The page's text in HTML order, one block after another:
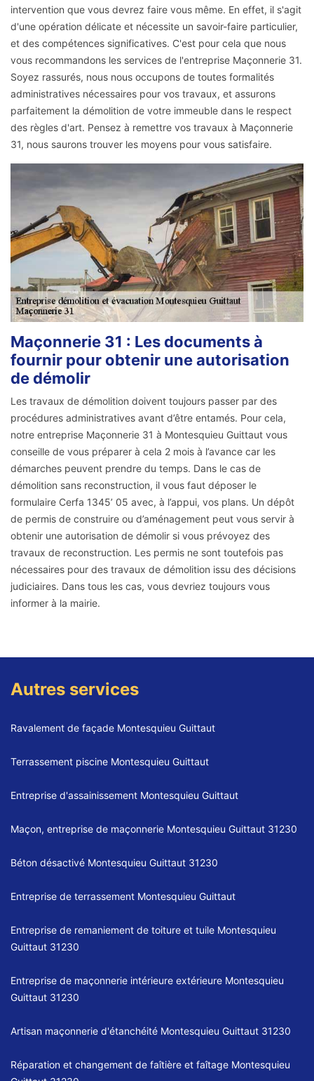
intervention que vous devrez faire vous même. En effet, il s'agit
d'une opération délicate et nécessite un savoir-faire particulier,
et des compétences significatives. C'est pour cela que nous
vous recommandons les services de l'entreprise Maçonnerie 31.
Soyez rassurés, nous nous occupons de toutes formalités
administratives nécessaires pour vos travaux, et assurons
parfaitement la démolition de votre immeuble dans le respect
des règles d'art. Pensez à remettre vos travaux à Maçonnerie
31, nous saurons trouver les moyens pour vous satisfaire.
Maçonnerie 31 : Les documents à
fournir pour obtenir une autorisation
de démolir
Les travaux de démolition doivent toujours passer par des
procédures administratives avant d’être entamés. Pour cela,
notre entreprise Maçonnerie 31 à Montesquieu Guittaut vous
conseille de vous préparer à cela 2 mois à l’avance car les
démarches peuvent prendre du temps. Dans le cas de
démolition sans reconstruction, il vous faut déposer le
formulaire Cerfa 1345’ 05 avec, à l’appui, vos plans. Un dépôt
de permis de construire ou d’aménagement peut vous servir à
obtenir une autorisation de démolir si vous prévoyez des
travaux de reconstruction. Les permis ne sont toutefois pas
nécessaires pour des travaux de démolition issu des décisions
judiciaires. Dans tous les cas, vous devriez toujours vous
informer à la mairie.
Autres services
Ravalement de façade Montesquieu Guittaut
Terrassement piscine Montesquieu Guittaut
Entreprise d'assainissement Montesquieu Guittaut
Maçon, entreprise de maçonnerie Montesquieu Guittaut 31230
Béton désactivé Montesquieu Guittaut 31230
Entreprise de terrassement Montesquieu Guittaut
Entreprise de remaniement de toiture et tuile Montesquieu
Guittaut 31230
Entreprise de maçonnerie intérieure extérieure Montesquieu
Guittaut 31230
Artisan maçonnerie d'étanchéité Montesquieu Guittaut 31230
Réparation et changement de faîtière et faîtage Montesquieu